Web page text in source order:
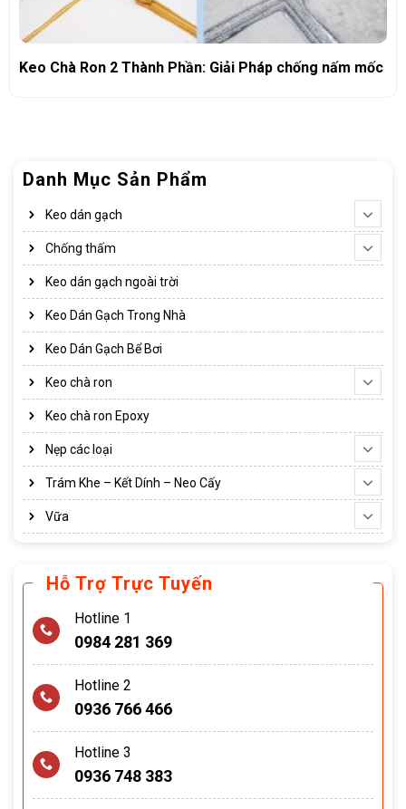
Danh Mục Sản Phẩm
Keo dán gạch
Chống thấm
Keo dán gạch ngoài trời
Keo Dán Gạch Trong Nhà
Keo Dán Gạch Bể Bơi
Keo chà ron
Keo chà ron Epoxy
Nẹp các loại
Trám Khe – Kết Dính – Neo Cấy
Vữa
Hỗ Trợ Trực Tuyến
Hotline 1
0984 281 369
Hotline 2
0936 766 466
Hotline 3
0936 748 383
Keo Chà Ron 2 Thành Phần: Giải Pháp chống nấm mốc